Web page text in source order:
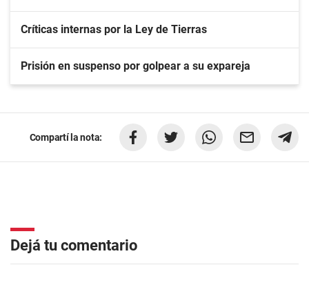
Críticas internas por la Ley de Tierras
Prisión en suspenso por golpear a su expareja
Compartí la nota:
Dejá tu comentario